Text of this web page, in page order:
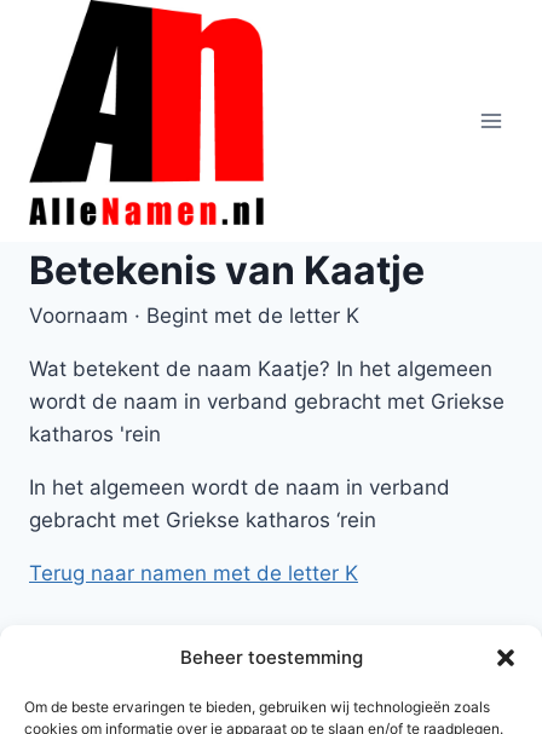
Beheer toestemming
Om de beste ervaringen te bieden, gebruiken wij technologieën zoals
cookies om informatie over je apparaat op te slaan en/of te raadplegen.
Doorgaan
inhoud
Betekenis van Kaatje
Voornaam · Begint met de letter K
Wat betekent de naam Kaatje? In het algemeen
wordt de naam in verband gebracht met Griekse
katharos 'rein
In het algemeen wordt de naam in verband
gebracht met Griekse katharos ‘rein
Terug naar namen met de letter K